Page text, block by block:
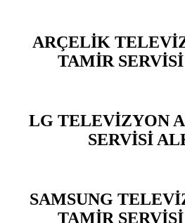
ARÇELİK
TAMİR
LG TELEVİZYON
SERVİSİ
SAMSUNG
TAMİR